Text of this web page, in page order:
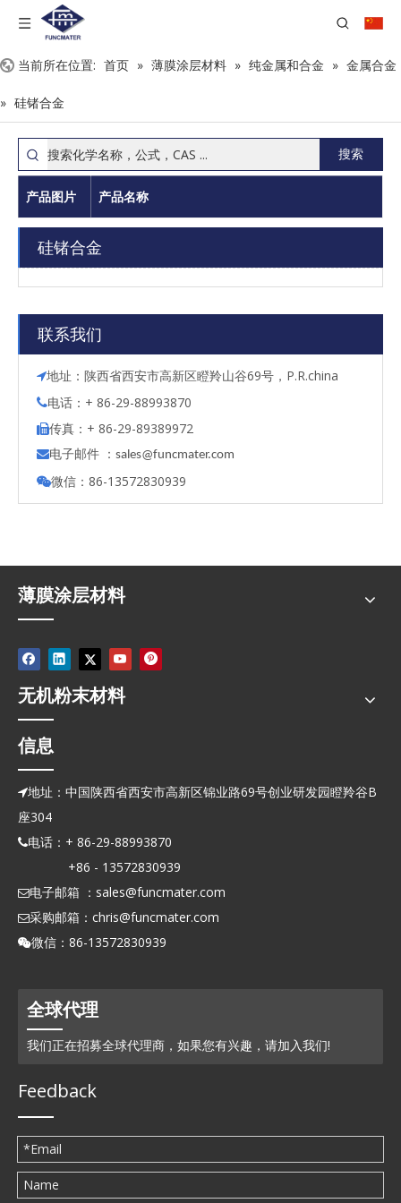
当前所在位置: 首页 » 薄膜涂层材料 » 纯金属和合金 » 金属合金
» 硅锗合金
搜索
产品图片 产品名称
硅锗合金
联系我们
地址：陕西省西安市高新区瞪羚山谷69号，P.R.china
电话：+ 86-29-88993870
传真：+ 86-29-89389972
电子邮件 ： sales@funcmater.com
微信：86-13572830939
薄膜涂层材料
无机粉末材料
信息
地址：中国陕西省西安市高新区锦业路69号创业研发园瞪羚谷B
座304
电话：+ 86-29-88993870
+86 - 13572830939
电子邮箱 ： sales@funcmater.com
采购邮箱： chris@funcmater.com
微信：86-13572830939
全球代理
我们正在招募全球代理商，如果您有兴趣，请加入我们!
Feedback